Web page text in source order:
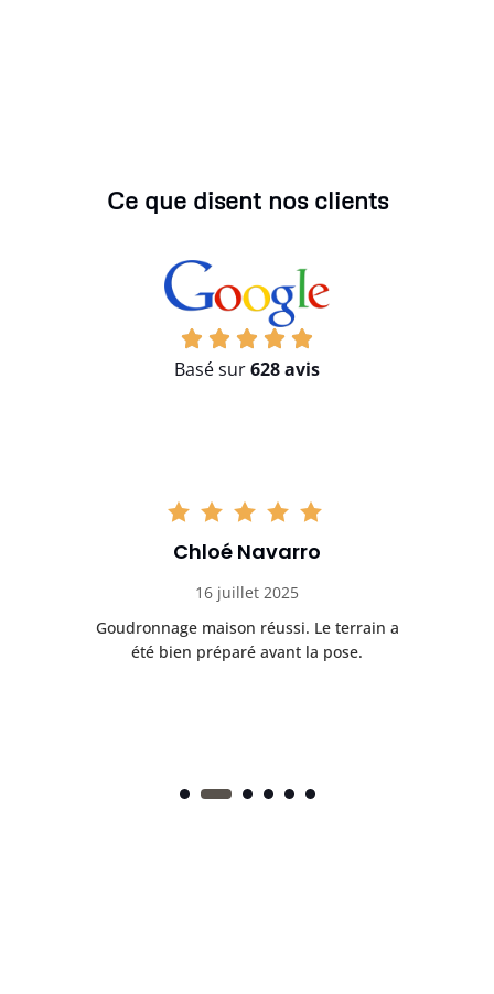
Ce que disent nos clients
Basé sur628 avis
Chloé Navarro
16 juillet 2025
Goudronnage maison réussi. Le terrain a
été bien préparé avant la pose.